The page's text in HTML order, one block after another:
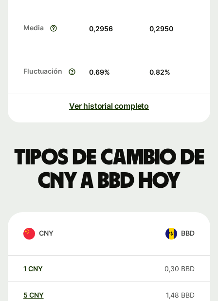
Media 0,2956 0,2950
Fluctuación 0.69% 0.82%
Ver historial completo
Tipos de cambio de
CNY a BBD hoy
CNY BBD
1 CNY 0,30 BBD
5 CNY 1,48 BBD